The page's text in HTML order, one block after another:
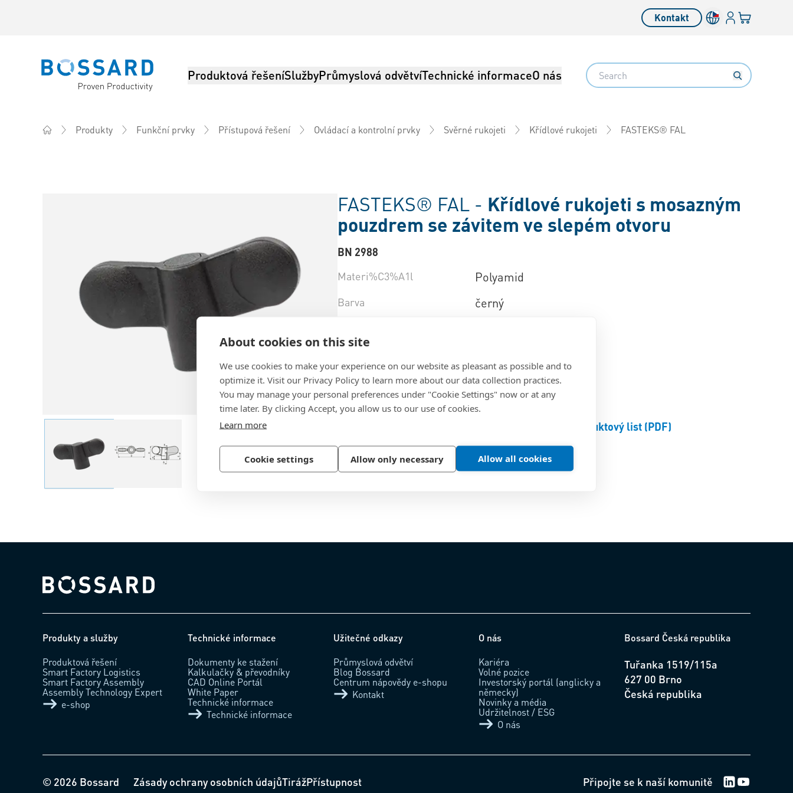
About cookies on this site
We use cookies to make your experience on our website as pleasant as possible and to
optimize it. Visit our Privacy Policy to learn more about our data collection practices.
You may manage your personal preferences under "Cookie Settings" now or at any
time later. By clicking Accept, you allow us to our use of cookies.
Learn more
Cookie settings Allow only necessary Allow all cookies
Kontakt Přihlásit se
Váš košík
Bossard homepage Produktová řešeníSlužbyPrůmyslová odvětvíTechnické informaceO nás Search
Produkty Funkční prvky Přístupová řešení Ovládací a kontrolní prvky Svěrné rukojeti Křídlové rukojeti FASTEKS® FAL
FASTEKS® FAL - Křídlové rukojeti s mosazným
pouzdrem se závitem ve slepém otvoru
BN 2988
Materi%C3%A1l
Polyamid
Barva černý
Produktov%C3%A1+%C5%99ada
FAL
Produktový list (PDF)
Bossard homepage
Produkty a služby
Produktová řešení
Smart Factory Logistics
Smart Factory Assembly
Assembly Technology Expert
e-shop
Technické informace
Dokumenty ke stažení
Kalkulačky & převodníky
CAD Online Portál
White Paper
Technické informace
Technické informace
Užitečné odkazy
Průmyslová odvětví
Blog Bossard
Centrum nápovědy e-shopu
Kontakt
O nás
Kariéra
Volné pozice
Investorský portál (anglicky a
německy)
Novinky a média
Udržitelnost / ESG
O nás
Bossard Česká republika
Tuřanka 1519/115a
627 00 Brno
Česká republika
Zásady ochrany osobních údajůTirážPřístupnost
© 2026 Bossard Připojte se k naší komunitě LinkedIn Logo
Youtube